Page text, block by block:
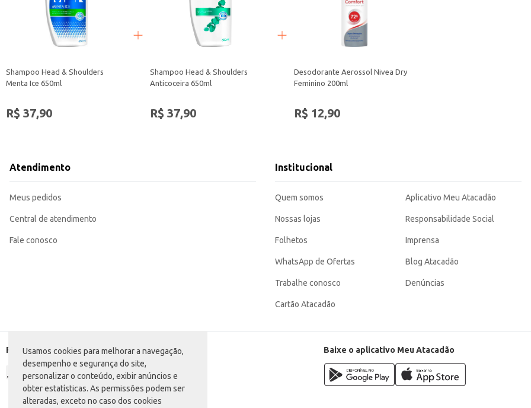
Usamos cookies para melhorar a navegação,
desempenho e segurança do site,
personalizar o conteúdo, exibir anúncios e
obter estatísticas. As permissões podem ser
alteradas, exceto no caso dos cookies
Shampoo Head & Shoulders
Menta Ice 650ml
R$ 37,90
Shampoo Head & Shoulders
Anticoceira 650ml
R$ 37,90
Desodorante Aerossol Nivea Dry
Feminino 200ml
R$ 12,90
Atendimento
Meus pedidos
Central de atendimento
Fale conosco
Institucional
Quem somos
Nossas lojas
Folhetos
WhatsApp de Ofertas
Trabalhe conosco
Cartão Atacadão
Aplicativo Meu Atacadão
Responsabilidade Social
Imprensa
Blog Atacadão
Denúncias
Formas de pagamento Baixe o aplicativo Meu Atacadão